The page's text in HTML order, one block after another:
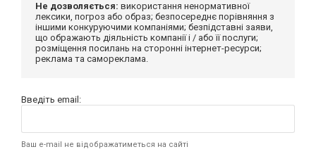
Не дозволяється: використання ненормативної
лексики, погроз або образ; безпосереднє порівняння з
іншими конкуруючими компаніями; безпідставні заяви,
що ображають діяльність компанії і / або її послуги;
розміщення посилань на сторонні інтернет-ресурси;
реклама та самореклама.
Введіть email:
Ваш e-mail не відображатиметься на сайті